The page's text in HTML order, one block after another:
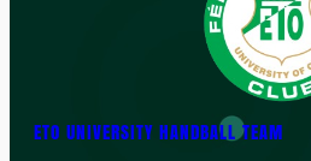
ETO UNIVERSITY HANDBALL TEAM